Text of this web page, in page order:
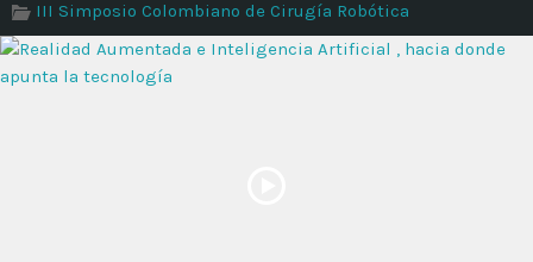
III Simposio Colombiano de Cirugía Robótica